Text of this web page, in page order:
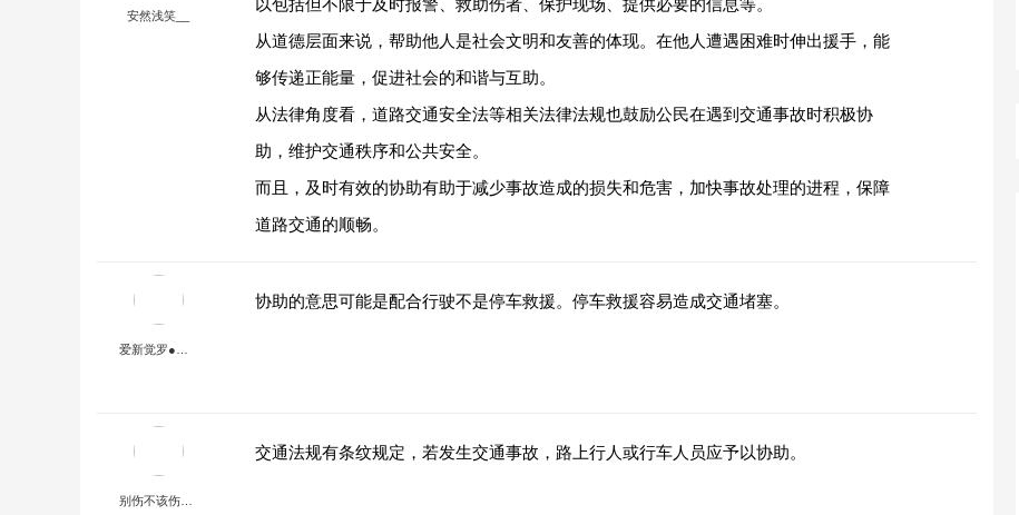
安然浅笑__
以包括但不限于及时报警、救助伤者、保护现场、提供必要的信息等。
从道德层面来说，帮助他人是社会文明和友善的体现。在他人遭遇困难时伸出援手，能
够传递正能量，促进社会的和谐与互助。
从法律角度看，道路交通安全法等相关法律法规也鼓励公民在遇到交通事故时积极协
助，维护交通秩序和公共安全。
而且，及时有效的协助有助于减少事故造成的损失和危害，加快事故处理的进程，保障
道路交通的顺畅。
协助的意思可能是配合行驶不是停车救援。停车救援容易造成交通堵塞。
交通法规有条纹规定，若发生交通事故，路上行人或行车人员应予以协助。